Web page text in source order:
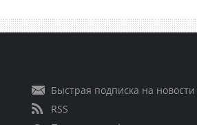
Быстрая подписка на новости
RSS